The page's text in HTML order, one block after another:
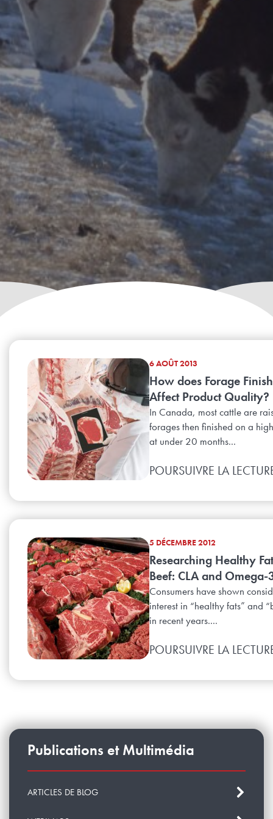
6 AOÛT 2013
How does Forage
Affect Product Quality?
In Canada, most cattle are
forages then finished on a
at under 20 months...
POURSUIVRE LA
5 DÉCEMBRE 2012
Researching Healthy
Beef: CLA and Omega-
Consumers have shown
interest in “healthy fats” and
in recent years....
POURSUIVRE LA
Publications et Multimédia
ARTICLES DE BLOG